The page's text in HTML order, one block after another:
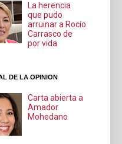
La herencia
que pudo
arruinar a Rocío
Carrasco de
por vida
DE LA OPINION
Carta abierta a
Amador
Mohedano